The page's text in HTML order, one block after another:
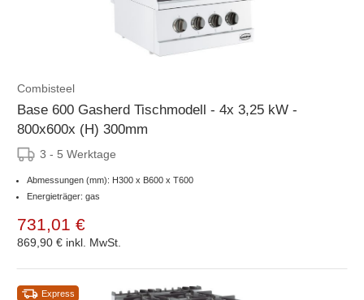
Combisteel
Base 600 Gasherd Tischmodell - 4x 3,25 kW -
800x600x (H) 300mm
3 - 5 Werktage
Abmessungen (mm): H300 x B600 x T600
Energieträger: gas
731,01 €
869,90 € inkl. MwSt.
Express